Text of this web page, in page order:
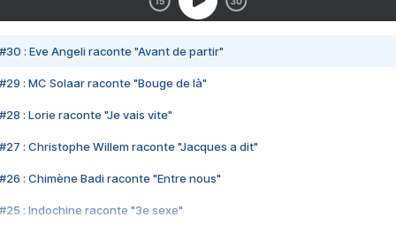
#30 : Eve Angeli raconte "Avant de partir"
#29 : MC Solaar raconte "Bouge de là"
#28 : Lorie raconte "Je vais vite"
#27 : Christophe Willem raconte "Jacques a dit"
#26 : Chimène Badi raconte "Entre nous"
#25 : Indochine raconte "3e sexe"